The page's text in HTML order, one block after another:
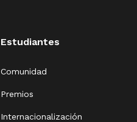
Estudiantes
Comunidad
Premios
Internacionalización